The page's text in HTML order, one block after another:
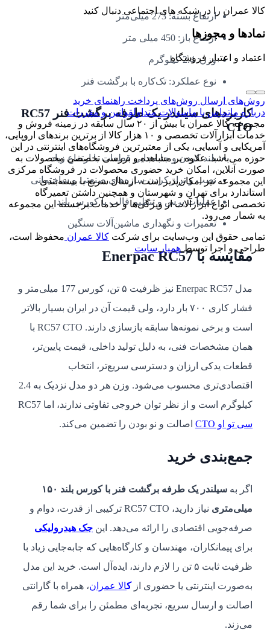
ارتفاع بسته: 273 میلی‌متر
ارتفاع باز: 450 میلی متر
وزن: 2.4 کیلوگرم
نوع عملکرد: تک‌کاره با برگشت فنر
کاربردهای سیلندر یک طرفه برگشت فنر RC57
CTO
بلند کردن و جابه‌جایی قطعات با ارتفاع زیاد
نصب و تراز کردن سازه‌های صنعتی و ساختمانی
عملیات پرس و تنظیم قالب با کورس بلند
تعمیرات و نگهداری ماشین‌آلات سنگین
مقایسه با Enerpac RC57
مدل Enerpac RC57 نیز ظرفیت ۵ تن، کورس 177 میلی‌متر و
فشار کاری ۷۰۰ بار دارد، ولی قیمت آن در ایران بسیار بالاتر
است و برخی نمونه‌ها سابقه بازسازی دارند. RC57 CTO با
همان مشخصات فنی، به دلیل تولید داخلی، قیمت پایین‌تر،
قطعات یدکی ارزان و دسترسی سریع‌تر، انتخاب
اقتصادی‌تری محسوب می‌شود. وزن هر دو مدل نزدیک به 2.4
کیلوگرم است و از نظر توان خروجی تفاوتی ندارند، اما RC57
سی تو او CTO
اصالت و نو بودن را تضمین می‌کند.
جمع‌بندی خرید
اگر به
سیلندر یک طرفه برگشت فنر با کورس بلند ۱۵۰
میلی‌متری
نیاز دارید، RC57 CTO ترکیبی از قدرت، دوام و
صرفه‌جویی اقتصادی را ارائه می‌دهد. این جک‌ هیدرولیکی
برای پیمانکاران، مهندسان و کارگاه‌هایی که جابه‌جایی زیاد با
ظرفیت ثابت ۵ تن را لازم دارند، ایده‌آل است. خرید این مدل
به‌صورت اینترنتی یا حضوری ازکالا عمران، همراه با گارانتی
اصالت و ارسال سریع، تجربه‌ای مطمئن را برای شما رقم
می‌زند.
کالا عمران را در شبکه های اجتماعی دنبال کنید
نمادها و مجوزها
اعتماد و اعتبار فروشگاه
روش‌های ارسال روش‌های پرداخت راهنمای خرید
درباره ماتماس با ماسوالات متداولقوانین و مقررات
مجموعه کالا عمران با بیش از ۲۰ سال سابقه در زمینه فروش و
خدمات ابزارآلات تخصصی و ۱۰ هزار کالا از برترین برندهای اروپایی،
آمریکایی و آسیایی، یکی از معتبرترین فروشگاه‌های اینترنتی در این
حوزه می‌باشد. علاوه بر مشاهده و بررسی تخصصی محصولات به
صورت آنلاین، امکان خرید حضوری محصولات در فروشگاه مرکزی
این مجموعه نیز امکان‌پذیر است. ارسال سریع با بسته‌بندی
استاندارد برای تهران و شهرستان و همچنین داشتن تعمیرگاه
تخصصی انواع ابزارآلات از ویژگی‌ها و خدمات برجسته این مجموعه
به شمار می‌رود.
تمامی حقوق این وب‌سایت برای شرکت کالا عمران محفوظ است،
طراحی و اجرا توسط همیار سایت